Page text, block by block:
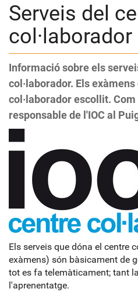
Serveis del
col·laborador
Informació sobre els
col·laborador. Els
col·laborador escollit.
responsable de l'IOC al
Els serveis que dóna el centre
exàmens) són bàsicament de
tot es fa telemàticament; tant
l'aprenentatge.